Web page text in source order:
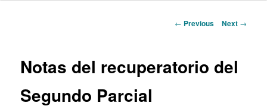
Post
← Previous Next →
Notas del recuperatorio del
Segundo Parcial